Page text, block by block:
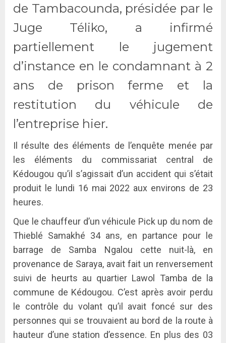
de Tambacounda, présidée par le
Juge Téliko, a infirmé
partiellement le jugement
d’instance en le condamnant à 2
ans de prison ferme et la
restitution du véhicule de
l’entreprise hier.
Il résulte des éléments de l’enquête menée par
les éléments du commissariat central de
Kédougou qu’il s’agissait d’un accident qui s’était
produit le lundi 16 mai 2022 aux environs de 23
heures.
Que le chauffeur d’un véhicule Pick up du nom de
Thieblé Samakhé 34 ans, en partance pour le
barrage de Samba Ngalou cette nuit-là, en
provenance de Saraya, avait fait un renversement
suivi de heurts au quartier Lawol Tamba de la
commune de Kédougou. C’est après avoir perdu
le contrôle du volant qu’il avait foncé sur des
personnes qui se trouvaient au bord de la route à
hauteur d’une station d’essence. En plus des 03